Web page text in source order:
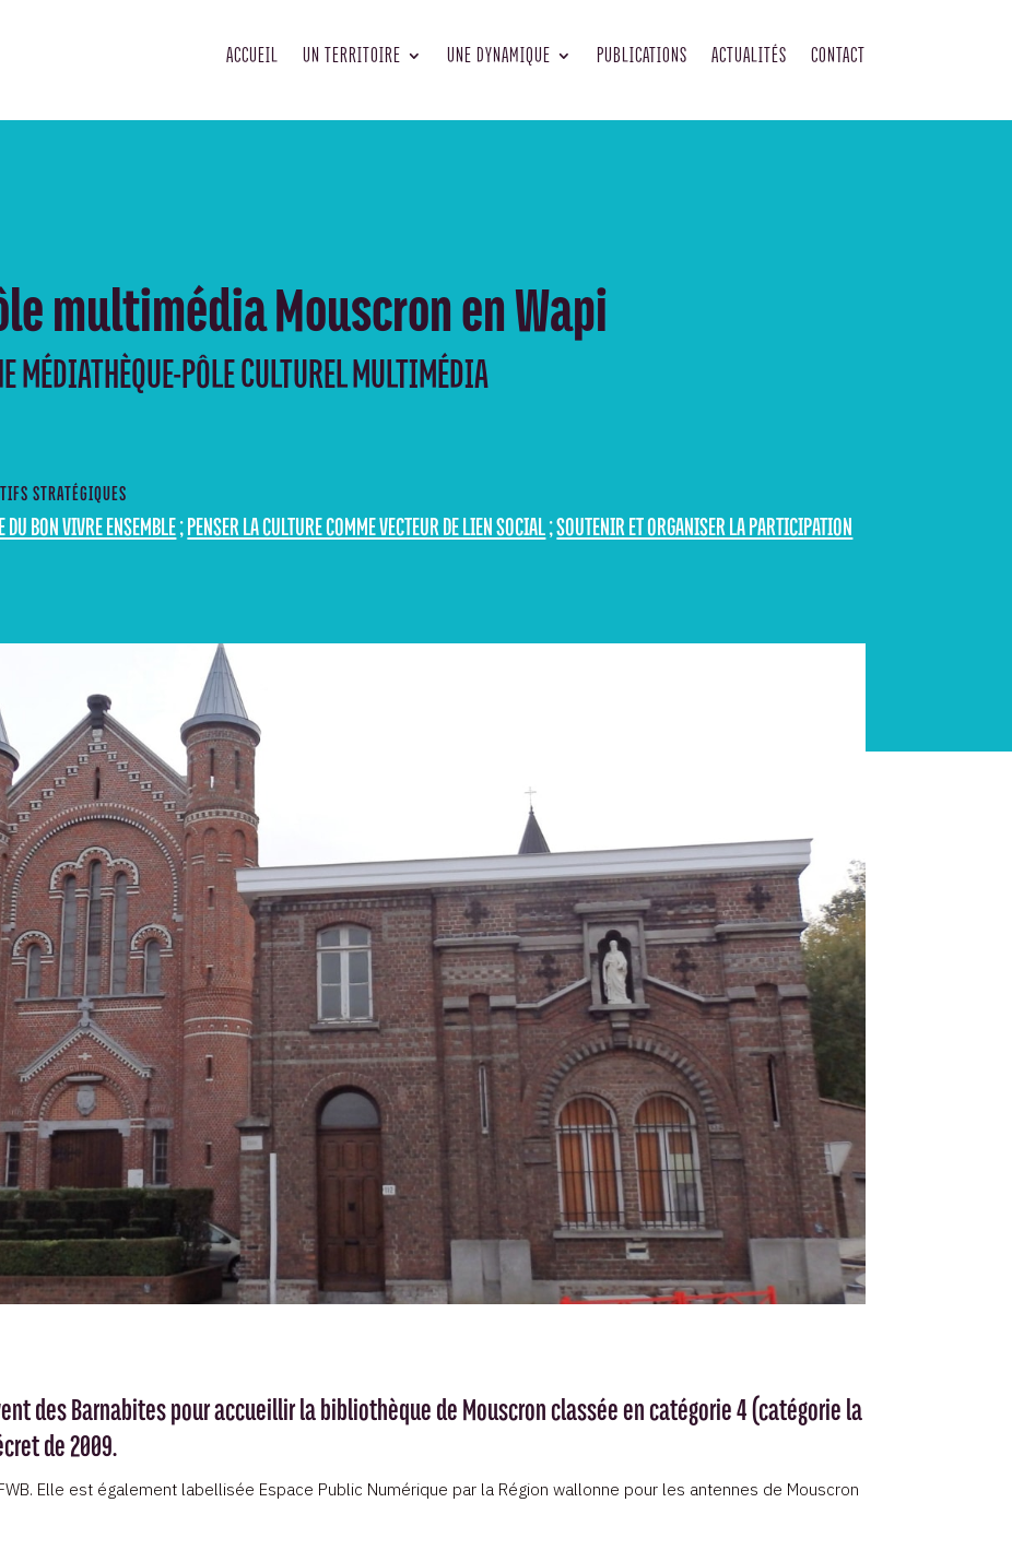
ACCUEIL UN TERRITOIRE UNE DYNAMIQUE PUBLICATIONS ACTUALITÉS CONTACT
multimédia Mouscron en Wapi
MÉDIATHÈQUE-PÔLE CULTUREL MULTIMÉDIA
STRATÉGIQUES
BON VIVRE ENSEMBLE;PENSER LA CULTURE COMME VECTEUR DE LIEN SOCIAL;SOUTENIR ET ORGANISER LA PARTICIPATION
des Barnabites pour accueillir la bibliothèque de Mouscron classée en catégorie 4 (catégorie la
de 2009.
Elle est également labellisée Espace Public Numérique par la Région wallonne pour les antennes de Mouscron